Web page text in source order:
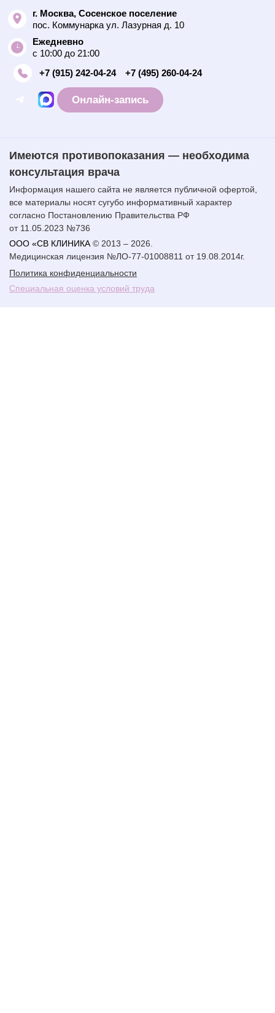
г. Москва, Сосенское поселение
пос. Коммунарка ул. Лазурная д. 10
Ежедневно
с 10:00 до 21:00
+7 (915) 242-04-24
+7 (495) 260-04-24
Онлайн-запись
Имеются противопоказания — необходима
консультация врача
Информация нашего сайта не является публичной офертой,
все материалы носят сугубо информативный характер
согласно Постановлению Правительства РФ
от 11.05.2023 №736
ООО «СВ КЛИНИКА © 2013 – 2026.
Медицинская лицензия №ЛО-77-01008811 от 19.08.2014г.
Политика конфиденциальности
Специальная оценка условий труда